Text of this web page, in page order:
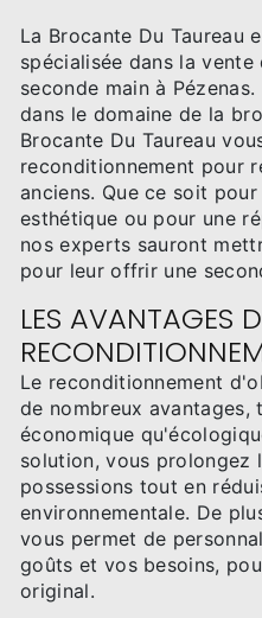
La Brocante Du Taureau
spécialisée dans la
seconde main à
dans le domaine de la
Brocante Du Taureau
reconditionnement pour
anciens. Que ce soit
esthétique ou pour une
nos experts sauront
pour leur offrir une
LES AVANTAGES
Le reconditionnement
de nombreux
économique
solution, vous prolongez
possessions tout en
environnementale. De
vous permet de
goûts et vos besoins,
original.